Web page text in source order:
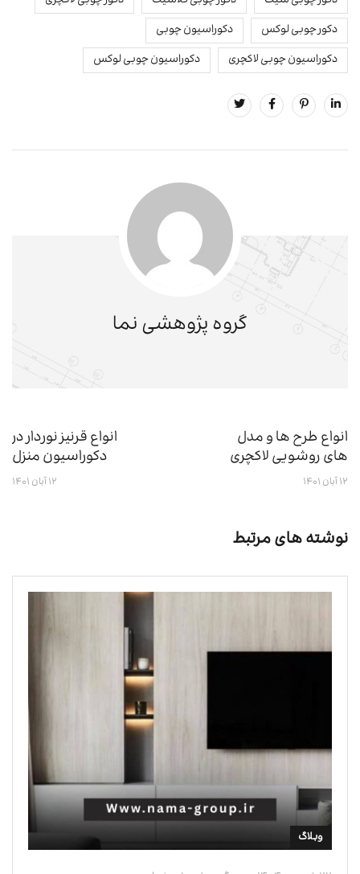
دکور چوبی لوکس
دکوراسیون چوبی
دکوراسیون چوبی لاکچری
دکوراسیون چوبی لوکس
گروه پژوهشی نما
انواع طرح ها و مدل
های روشویی لاکچری
۱۲ آبان ۱۴۰۱
انواع قرنیز نوردار در
دکوراسیون منزل
۱۲ آبان ۱۴۰۱
نوشته های مرتبط
وبلاگ